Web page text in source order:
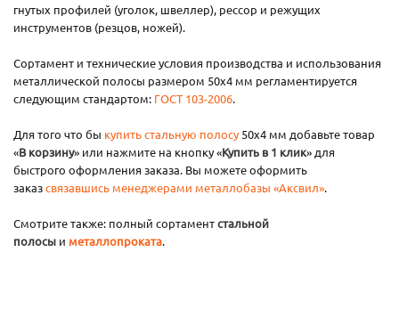
гнутых профилей (уголок, швеллер), рессор и режущих
инструментов (резцов, ножей).
Сортамент и технические условия производства и использования
металлической полосы размером 50х4 мм регламентируется
следующим стандартом: ГОСТ 103-2006.
Для того что бы купить стальную полосу50х4 мм добавьте товар
«В корзину» или нажмите на кнопку «Купить в 1 клик» для
быстрого оформления заказа. Вы можете оформить
заказсвязавшись менеджерами металлобазы «Аксвил».
Смотрите также: полный сортаментстальной
полосы и металлопроката.